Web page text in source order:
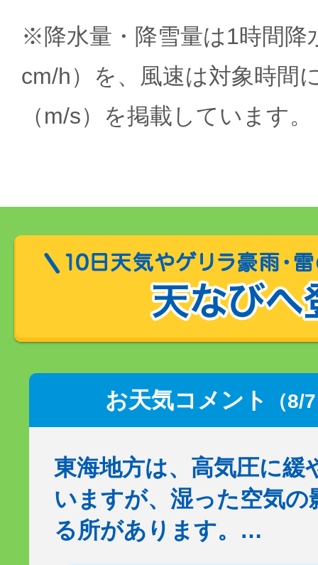
※降水量・降雪量は1時間降
cm/h）を、風速は対象時間
（m/s）を掲載しています。
お天気コメント （8/
東海地方は、高気圧に緩
いますが、湿った空気の
る所があります。…